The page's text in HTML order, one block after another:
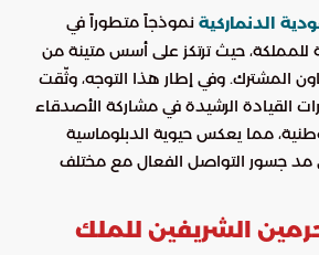
الدنماركية نموذجاً متطوراً في
للمملكة، حيث ترتكز على أسس متينة من
المشترك. وفي إطار هذا التوجه، وثّقت
القيادة الرشيدة في مشاركة الأصدقاء
مما يعكس حيوية الدبلوماسية
مد جسور التواصل الفعال مع مختلف
الشريفين للملك